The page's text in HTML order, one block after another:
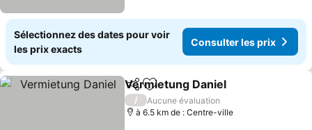
Sélectionnez des dates pour voir
les prix exacts
Consulter les prix
PartagerAjouter à mes favoris
Vermietung Daniel
/
Aucune évaluation
à 6.5 km de : Centre-ville